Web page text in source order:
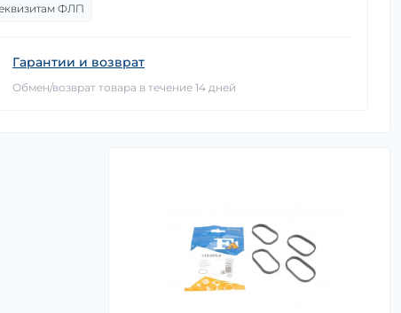
ФЛП
Гарантии и возврат
Обмен/возврат товара в течение 14 дней